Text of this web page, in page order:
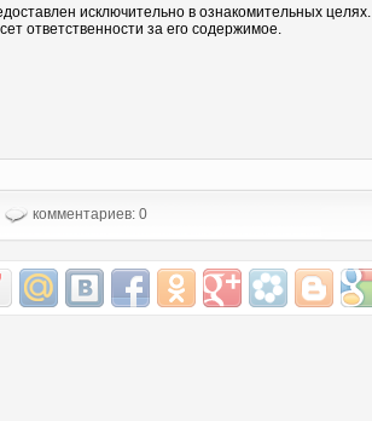
исключительно в ознакомительных целях.
ответственности за его содержимое.
комментариев: 0